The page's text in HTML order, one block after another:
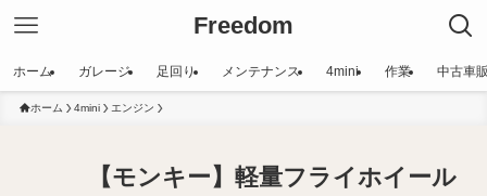
Freedom
ホーム ガレージ 足回り メンテナンス 4mini 作業 中古車
ホーム 4mini エンジン
【モンキー】軽量フライホイール